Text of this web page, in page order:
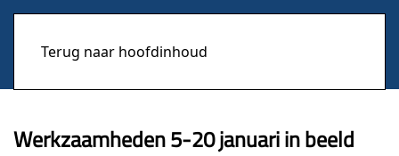
Terug naar hoofdinhoud
Werkzaamheden 5-20 januari in beeld